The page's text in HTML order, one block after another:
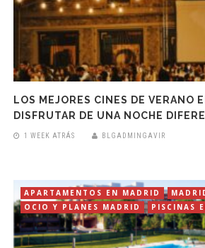
LOS MEJORES CINES DE VERANO
DISFRUTAR DE UNA NOCHE
1 WEEK ATRÁS BLGADMINGAVIR
APARTAMENTOS EN MADRID
OCIO Y PLANES MADRID
PISCINAS